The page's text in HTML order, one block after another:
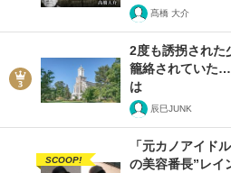
髙橋 大介
2度も誘拐された
籠絡されていた
は
辰巳JUNK
SCOOP!
「元カノアイド
の美容番長”レイ